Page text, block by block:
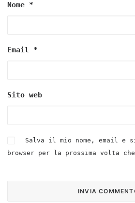
Nome *
Email *
Sito web
Salva il mio nome, email e
browser per la prossima volta che